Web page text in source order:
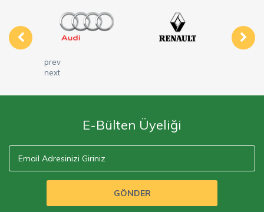
prev
next
E-Bülten Üyeliği
GÖNDER